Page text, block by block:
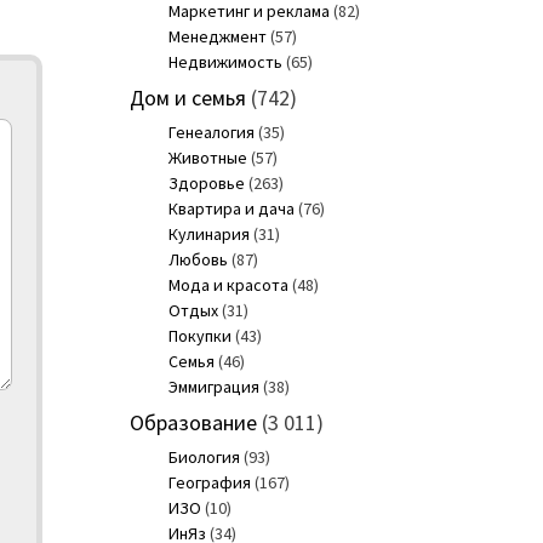
Маркетинг и реклама (82)
Менеджмент(57)
Недвижимость (65)
Дом и семья (742)
Генеалогия (35)
Животные (57)
Здоровье (263)
Квартира и дача (76)
Кулинария (31)
Любовь (87)
Мода и красота (48)
Отдых(31)
Покупки (43)
Семья (46)
Эммиграция (38)
Образование(3 011)
Биология (93)
География (167)
ИЗО (10)
ИнЯз (34)